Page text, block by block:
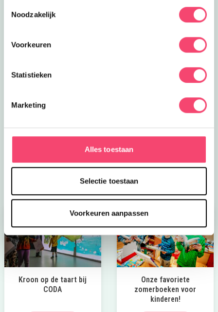
Noodzakelijk
Voorkeuren
Statistieken
Marketing
Alles toestaan
Selectie toestaan
Voorkeuren aanpassen
Nog een paar weken vakantie! Daar halen we nog
even alles uit wat er in zit in Haarlem e.o. Van
acrobatiekworkshop tot creatieve familiedag en meer:
lees hier wat er te doen is de komende weken.
Bekijk
Kroon op de taart bij
CODA
Onze favoriete
zomerboeken voor
kinderen!